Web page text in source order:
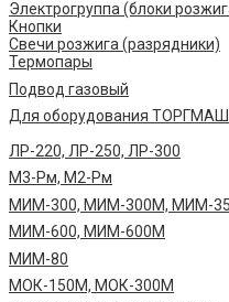
Электрогруппа (блоки
Кнопки
Свечи розжига (разрядники)
Термопары
Подвод газовый
Для оборудования ТОРГМАШ
ЛР-220, ЛР-250, ЛР-300
М3-Рм, М2-Рм
МИМ-300, МИМ-300М, МИМ-
МИМ-600, МИМ-600М
МИМ-80
МОК-150М, МОК-300М